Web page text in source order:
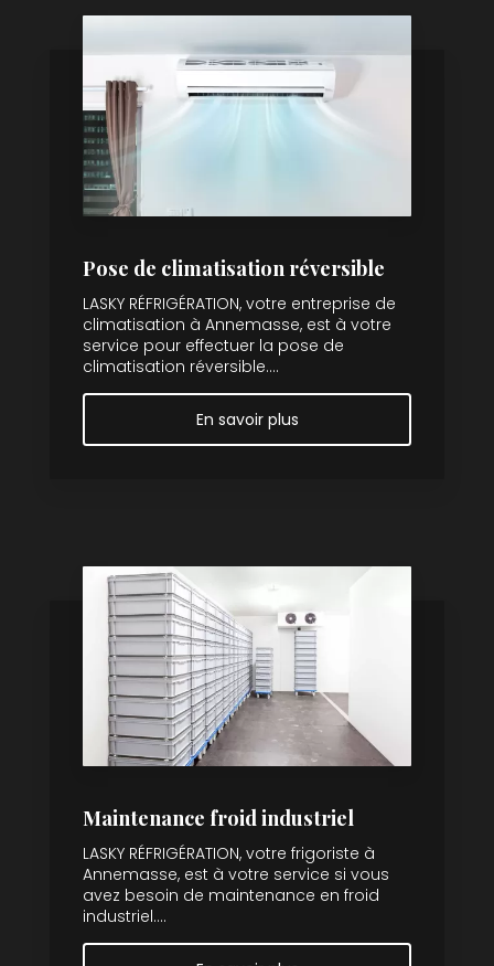
Pose de climatisation réversible
LASKY RÉFRIGÉRATION, votre entreprise de
climatisation à Annemasse, est à votre
service pour effectuer la pose de
climatisation réversible....
En savoir plus
Maintenance froid industriel
LASKY RÉFRIGÉRATION, votre frigoriste à
Annemasse, est à votre service si vous
avez besoin de maintenance en froid
industriel....